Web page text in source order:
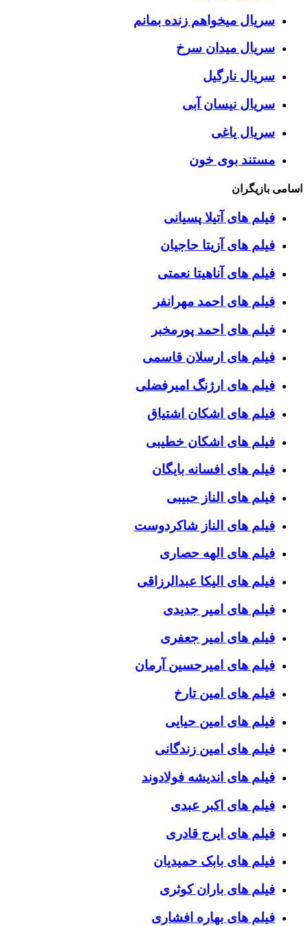
سریال میخواهم زنده بمانم
سریال میدان سرخ
سریال نارگیل
سریال نیسان آبی
سریال یاغی
مستند بوی خون
اسامی بازیگران
فیلم های آتیلا پسیانی
فیلم های آزیتا حاجیان
فیلم های آناهیتا نعمتی
فیلم های احمد مهرانفر
فیلم های احمد پورمخبر
فیلم های ارسلان قاسمی
فیلم های ارژنگ امیرفضلی
فیلم های اشکان اشتیاق
فیلم های اشکان خطیبی
فیلم های افسانه بایگان
فیلم های الناز حبیبی
فیلم های الناز شاکردوست
فیلم های الهه حصاری
فیلم های الیکا عبدالرزاقی
فیلم های امیر جدیدی
فیلم های امیر جعفری
فیلم های امیرحسین آرمان
فیلم های امین تارخ
فیلم های امین حیایی
فیلم های امین زندگانی
فیلم های اندیشه فولادوند
فیلم های اکبر عبدی
فیلم های ایرج قادری
فیلم های بابک حمیدیان
فیلم های باران کوثری
فیلم های بهاره افشاری